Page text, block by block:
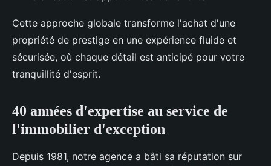
Cette approche globale transforme l'achat d'une
propriété de prestige en une expérience fluide et
sécurisée, où chaque détail est anticipé pour votre
tranquillité d'esprit.
40 années d'expertise au service de
l'immobilier d'exception
Depuis 1981, notre agence a bâti sa réputation sur